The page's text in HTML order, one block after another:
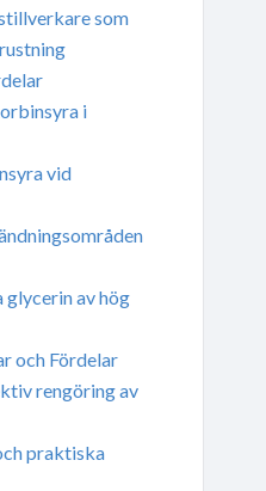
som
i
vid
av hög
och Fördelar
rengöring av
praktiska